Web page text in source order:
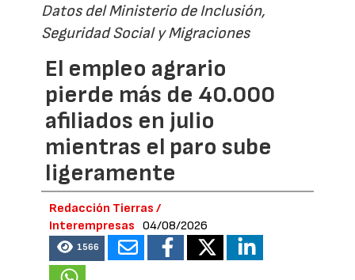
Datos del Ministerio de Inclusión,
Seguridad Social y Migraciones
El empleo agrario
pierde más de 40.000
afiliados en julio
mientras el paro sube
ligeramente
Redacción Tierras /
Interempresas
04/08/2026
1566